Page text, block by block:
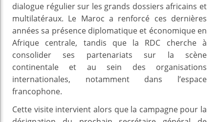
dialogue régulier sur les grands dossiers africains et
multilatéraux. Le Maroc a renforcé ces dernières
années sa présence diplomatique et économique en
Afrique centrale, tandis que la RDC cherche à
consolider ses partenariats sur la scène
continentale et au sein des organisations
internationales, notamment dans l’espace
francophone.
Cette visite intervient alors que la campagne pour la